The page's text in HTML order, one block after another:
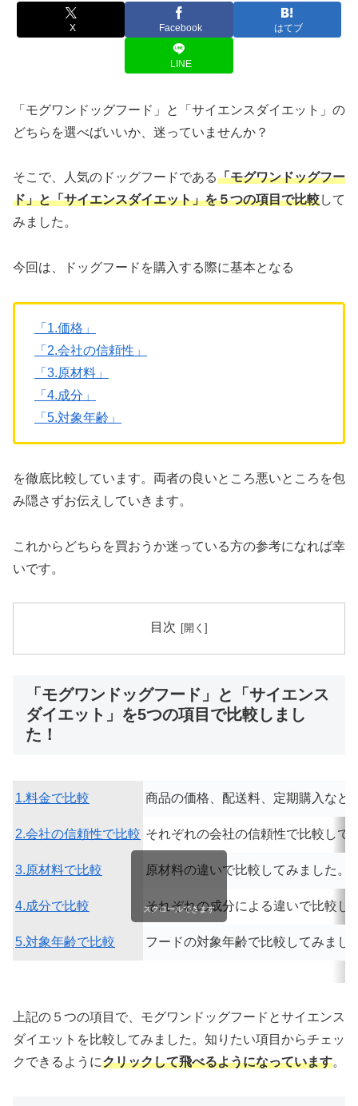
X Facebook はてブ
LINE
「モグワンドッグフード」と「サイエンスダイエット」の
どちらを選べばいいか、迷っていませんか？
そこで、人気のドッグフードである「モグワンドッグフー
ド」と「サイエンスダイエット」を５つの項目で比較して
みました。
今回は、ドッグフードを購入する際に基本となる
「1.価格」
「2.会社の信頼性」
「3.原材料」
「4.成分」
「5.対象年齢」
を徹底比較しています。両者の良いところ悪いところを包
み隠さずお伝えしていきます。
これからどちらを買おうか迷っている方の参考になれば幸
いです。
目次
「モグワンドッグフード」と「サイエンス
ダイエット」を5つの項目で比較しまし
た！
1.料金で比較 商品の価格、配送料、定期購入など
2.会社の信頼性で比較 それぞれの会社の信頼性で比較して
3.原材料で比較 原材料の違いで比較してみました。
4.成分で比較 それぞれの成分による違いで比較し
5.対象年齢で比較 フードの対象年齢で比較してみまし
スクロールできます
上記の５つの項目で、モグワンドッグフードとサイエンス
ダイエットを比較してみました。知りたい項目からチェッ
クできるようにクリックして飛べるようになっています。